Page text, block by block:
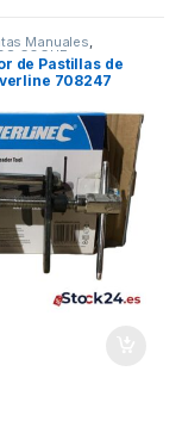
Manuales,
COCHE
de Pastillas de
708247